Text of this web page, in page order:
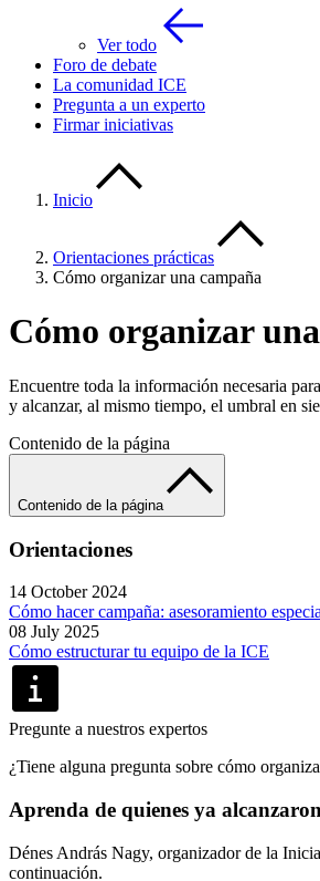
Ver todo
Foro de debate
La comunidad ICE
Pregunta a un experto
Firmar iniciativas
Inicio
Orientaciones prácticas
Cómo organizar una campaña
Cómo organizar
Encuentre toda la información necesaria
y alcanzar, al mismo tiempo, el umbral en
Contenido de la página
Contenido de la página
Orientaciones
14 October 2024
Cómo hacer campaña: asesoramiento
08 July 2025
Cómo estructurar tu equipo de la ICE
Pregunte a nuestros expertos
¿Tiene alguna pregunta sobre cómo
Aprenda de quienes ya
Dénes András Nagy, organizador de la
continuación.